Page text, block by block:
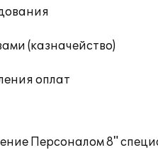
(казначейство)
оплат
Персоналом 8"